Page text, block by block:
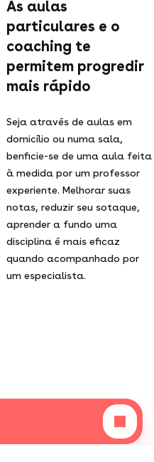
As aulas
particulares e o
coaching te
permitem progredir
mais rápido
Seja através de aulas em
domicílio ou numa sala,
benficie-se de uma aula feita
à medida por um professor
experiente. Melhorar suas
notas, reduzir seu sotaque,
aprender a fundo uma
disciplina é mais eficaz
quando acompanhado por
um especialista.